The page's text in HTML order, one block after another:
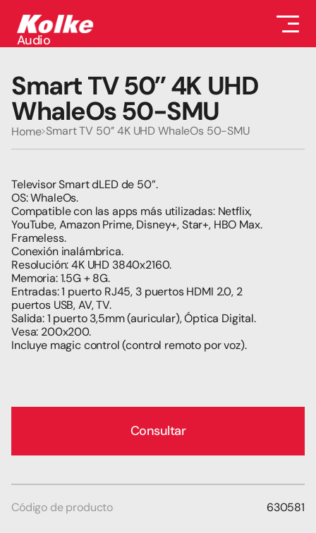
Audio
Auriculares
Conectividad
Gaming
Seguridad
Smart TV 50’’ 4K UHD
WhaleOs 50-SMU
Home Smart TV 50’’ 4K UHD WhaleOs 50-SMU
Televisor Smart dLED de 50”.
OS: WhaleOs.
Compatible con las apps más utilizadas: Netflix,
YouTube, Amazon Prime, Disney+, Star+, HBO Max.
Frameless.
Conexión inalámbrica.
Resolución: 4K UHD 3840x2160.
Memoria: 1.5G + 8G.
Entradas: 1 puerto RJ45, 3 puertos HDMI 2.0, 2
puertos USB, AV, TV.
Salida: 1 puerto 3,5mm (auricular), Óptica Digital.
Vesa: 200x200.
Incluye magic control (control remoto por voz).
Consultar
Código de producto 630581